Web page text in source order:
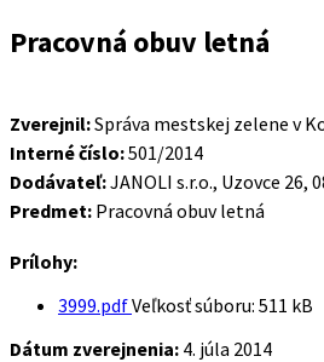
Pracovná obuv letná
Zverejnil:Správa mestskej zelene v
Interné číslo:501/2014
Dodávateľ:JANOLI s.r.o., Uzovce 26,
Predmet: Pracovná obuv letná
Prílohy:
3999.pdfVeľkosť súboru: 511 kB
Dátum zverejnenia: 4. júla 2014